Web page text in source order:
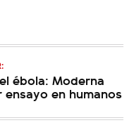
ébola: Moderna
en humanos